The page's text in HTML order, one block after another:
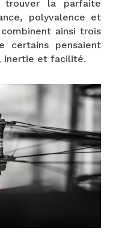
la parfaite
polyvalence et
ainsi trois
certains pensaient
inertie et facilité.